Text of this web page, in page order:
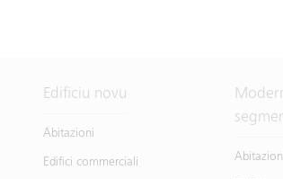
Edificiu novu
Abitazioni
Edifici commerciali